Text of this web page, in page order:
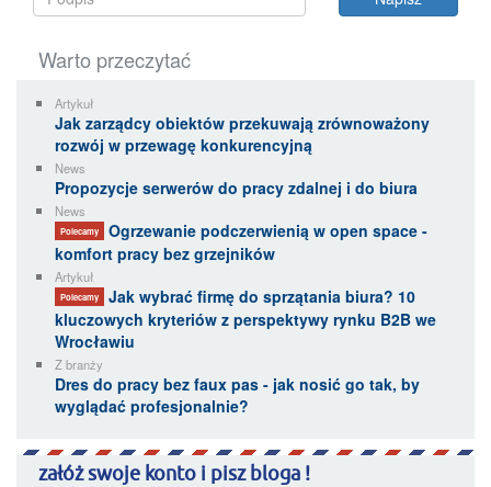
Warto przeczytać
Artykuł
Jak zarządcy obiektów przekuwają zrównoważony
rozwój w przewagę konkurencyjną
News
Propozycje serwerów do pracy zdalnej i do biura
News
Polecamy
Ogrzewanie podczerwienią w open space -
komfort pracy bez grzejników
Artykuł
Polecamy
Jak wybrać firmę do sprzątania biura? 10
kluczowych kryteriów z perspektywy rynku B2B we
Wrocławiu
Z branży
Dres do pracy bez faux pas - jak nosić go tak, by
wyglądać profesjonalnie?
załóż swoje konto i pisz bloga !